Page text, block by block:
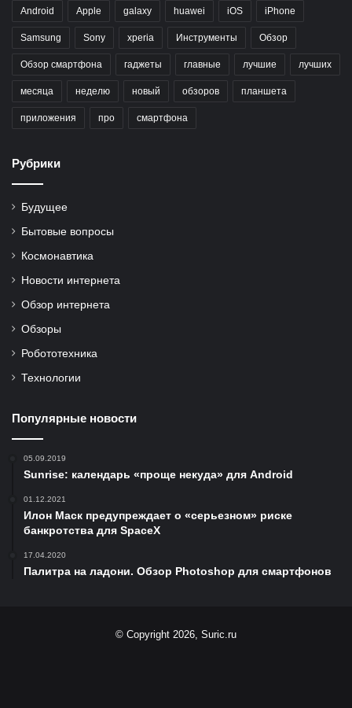
Android Apple galaxy huawei iOS iPhone
Samsung Sony xperia Инструменты Обзор
Обзор смартфона гаджеты главные лучшие лучших
месяца неделю новый обзоров планшета
приложения про смартфона
Рубрики
Будущее
Бытовые вопросы
Космонавтика
Новости интернета
Обзор интернета
Обзоры
Робототехника
Технологии
Популярные новости
05.09.2019
Sunrise: календарь «проще некуда» для Android
01.12.2021
Илон Маск предупреждает о «серьезном» риске
банкротства для SpaceX
17.04.2020
Палитра на ладони. Обзор Photoshop для смартфонов
© Copyright 2026, Suric.ru